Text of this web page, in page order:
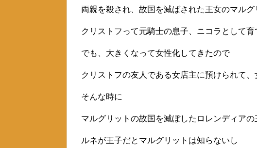
両親を殺され、故国を滅ばされた王女のマルグ
クリストフって元騎士の息子、ニコラとして育
でも、大きくなって女性化してきたので
クリストフの友人である女店主に預けられて
そんな時に
マルグリットの故国を滅ぼしたロレンディア
ルネが王子だとマルグリットは知らないし